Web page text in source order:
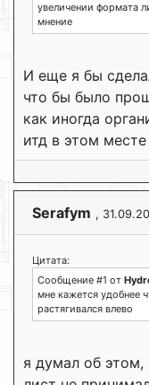
увеличении формата
мнение
И еще я бы
что бы было
как иногда
итд в этом месте
Serafym ,
Цитата:
Сообщение #1 от
мне кажется удобнее
растягивался влево
я думал об этом,